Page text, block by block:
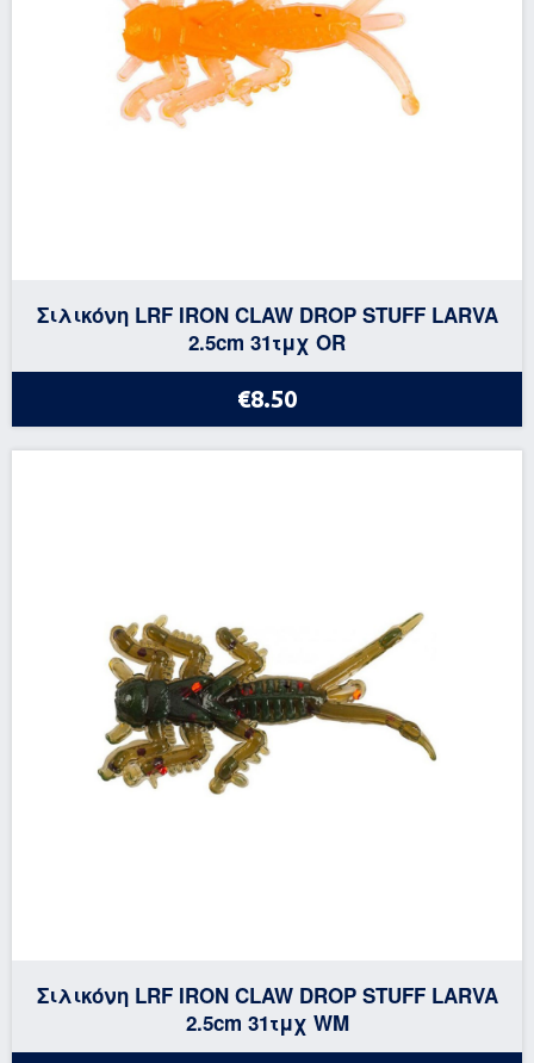
Σιλικόνη LRF IRON CLAW DROP STUFF LARVA
2.5cm 31τμχ OR
€8.50
Σιλικόνη LRF IRON CLAW DROP STUFF LARVA
2.5cm 31τμχ WM